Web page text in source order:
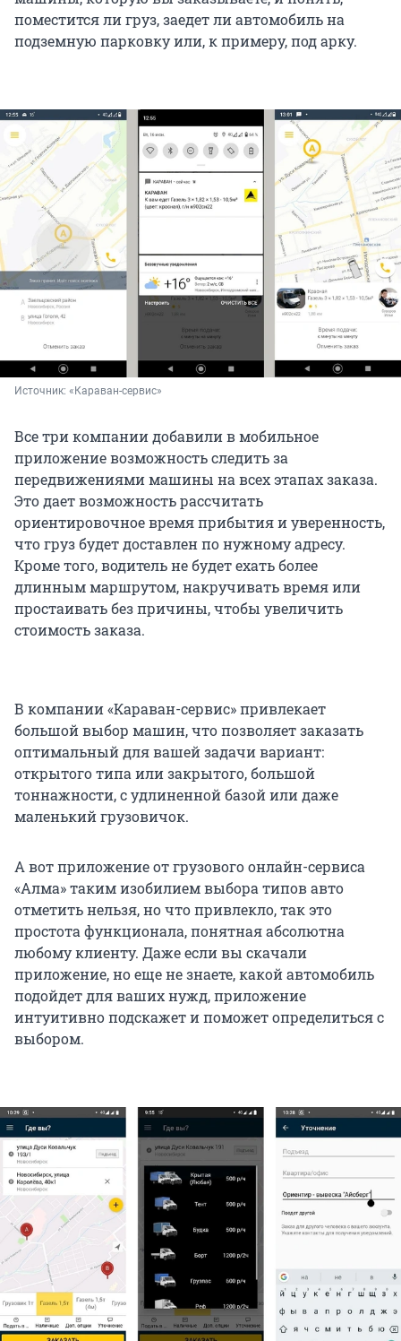
поместится ли груз, заедет ли автомобиль на
подземную парковку или, к примеру, под арку.
Источник: «Караван-сервис»
Все три компании добавили в мобильное
приложение возможность следить за
передвижениями машины на всех этапах заказа.
Это дает возможность рассчитать
ориентировочное время прибытия и уверенность,
что груз будет доставлен по нужному адресу.
Кроме того, водитель не будет ехать более
длинным маршрутом, накручивать время или
простаивать без причины, чтобы увеличить
стоимость заказа.
В компании «Караван-сервис» привлекает
большой выбор машин, что позволяет заказать
оптимальный для вашей задачи вариант:
открытого типа или закрытого, большой
тоннажности, с удлиненной базой или даже
маленький грузовичок.
А вот приложение от грузового онлайн-сервиса
«Алма» таким изобилием выбора типов авто
отметить нельзя, но что привлекло, так это
простота функционала, понятная абсолютна
любому клиенту. Даже если вы скачали
приложение, но еще не знаете, какой автомобиль
подойдет для ваших нужд, приложение
интуитивно подскажет и поможет определиться с
выбором.